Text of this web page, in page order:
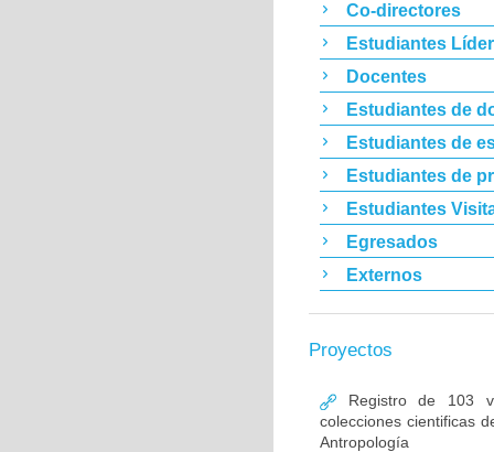
Co-directores
Estudiantes
Docentes
Estudiantes de
Estudiantes de
Estudiantes de
Estudiantes
Egresados
Externos
Proyectos
Registro de 103
colecciones cientificas
Antropología